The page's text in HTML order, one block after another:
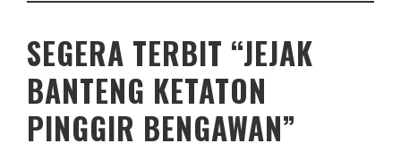
SEGERA TERBIT “JEJAK
BANTENG KETATON
PINGGIR BENGAWAN”